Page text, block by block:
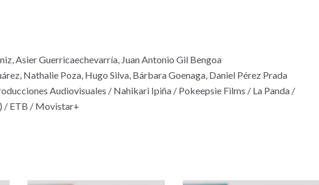
Asier Guerricaechevarría, Juan Antonio Gil Bengoa
Nathalie Poza, Hugo Silva, Bárbara Goenaga, Daniel Pérez Prada
Audiovisuales / Nahikari Ipiña / Pokeepsie Films / La Panda /
/ ETB / Movistar+